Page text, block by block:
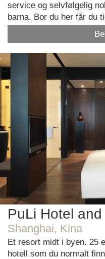
service og selvfølgelig
barna. Bor du her får du
This page can't
PuLi Hotel
Shanghai, Kina
Et resort midt i byen. 25
hotell som du normalt